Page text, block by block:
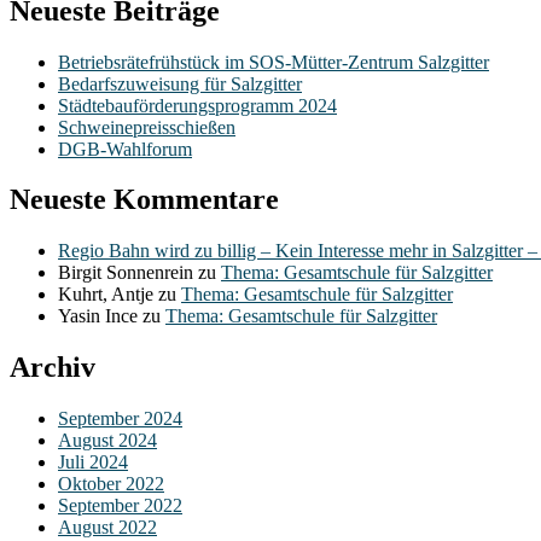
Neueste Beiträge
Betriebsrätefrühstück im SOS-Mütter-Zentrum Salzgitter
Bedarfszuweisung für Salzgitter
Städtebauförderungsprogramm 2024
Schweinepreisschießen
DGB-Wahlforum
Neueste Kommentare
Regio Bahn wird zu billig – Kein Interesse mehr in Salzgitter
Birgit Sonnenrein zu Thema: Gesamtschule für Salzgitter
Kuhrt, Antje zu Thema: Gesamtschule für Salzgitter
Yasin Ince zu Thema: Gesamtschule für Salzgitter
Archiv
September 2024
August 2024
Juli 2024
Oktober 2022
September 2022
August 2022